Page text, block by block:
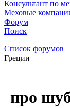
Консультант по
Меховые
Форум
Поиск
Список форумов
Греции
про